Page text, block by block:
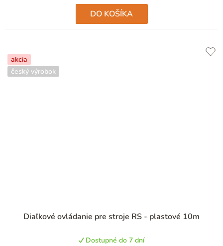
hviezdičiek.
DO KOŠÍKA
akcia
český výrobok
Diaľkové ovládanie pre stroje RS - plastové 10m
Dostupné do 7 dní